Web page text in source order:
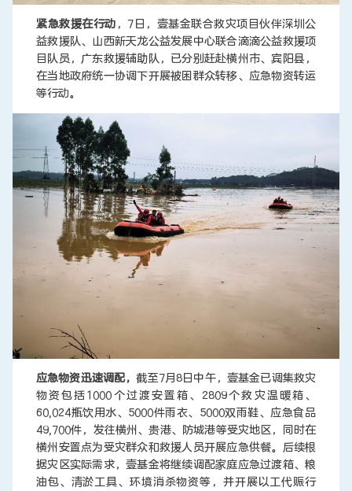
紧急救援在行动 ，7日，壹基金联合救灾项目伙伴深圳公
益救援队、山西新天龙公益发展中心联合滴滴公益救援项
目队员，广东救援辅助队，已分别赶赴横州市、宾阳县，
在当地政府统一协调下开展被困群众转移、应急物资转运
等行动。
应急物资迅速调配，截至7月8日中午，壹基金已调集救灾
物资包括1000个过渡安置箱、2809个救灾温暖箱、
60,024瓶饮用水、5000件雨衣、5000双雨鞋、应急食品
49,700件，发往横州、贵港、防城港等受灾地区，同时在
横州安置点为受灾群众和救援人员开展应急供餐。后续根
据灾区实际需求，壹基金将继续调配家庭应急过渡箱、粮
油包、清淤工具、环境消杀物资等，并开展以工代赈行